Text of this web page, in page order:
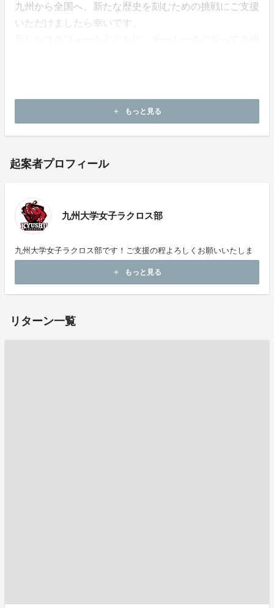
九州から全国へ、新たな歴史を刻むための挑戦にご支援
いただけましたら幸いです。
add もっと見る
起案者プロフィール
九州大学女子ラクロス部
九州大学女子ラクロス部です！ご支援の程よろしくお願いいたしま
す！
add もっと見る
リターン一覧